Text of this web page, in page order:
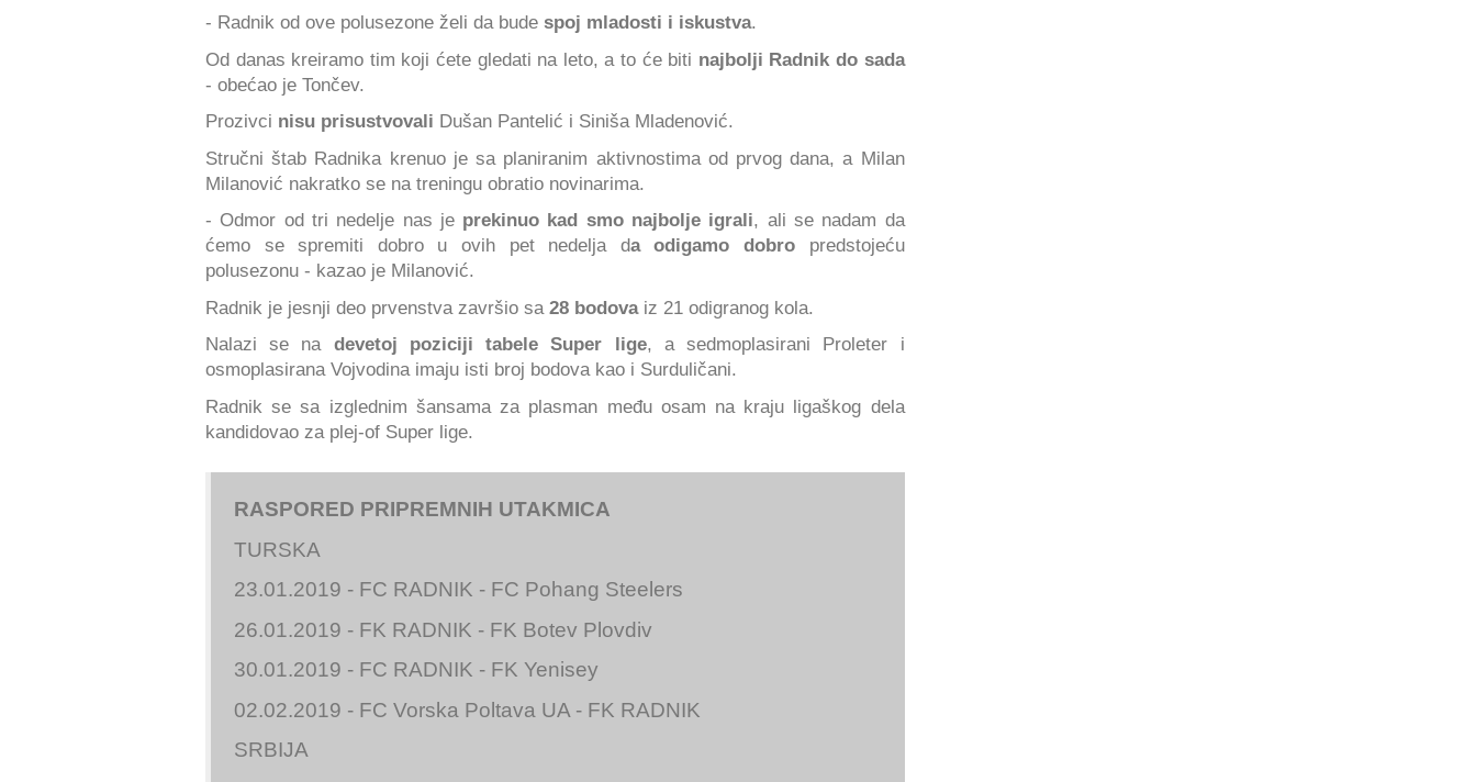
- Radnik od ove polusezone želi da bude spoj mladosti i iskustva.
Od danas kreiramo tim koji ćete gledati na leto, a to će biti najbolji Radnik do sada
- obećao je Tončev.
Prozivci nisu prisustvovali Dušan Pantelić i Siniša Mladenović.
Stručni štab Radnika krenuo je sa planiranim aktivnostima od prvog dana, a Milan
Milanović nakratko se na treningu obratio novinarima.
- Odmor od tri nedelje nas je prekinuo kad smo najbolje igrali, ali se nadam da
ćemo se spremiti dobro u ovih pet nedelja da odigamo dobro predstojeću
polusezonu - kazao je Milanović.
Radnik je jesnji deo prvenstva završio sa 28 bodovaiz 21 odigranog kola.
Nalazi se na devetoj poziciji tabele Super lige, a sedmoplasirani Proleter i
osmoplasirana Vojvodina imaju isti broj bodova kao i Surduličani.
Radnik se sa izglednim šansama za plasman među osam na kraju ligaškog dela
kandidovao za plej-of Super lige.
RASPORED PRIPREMNIH UTAKMICA
TURSKA
23.01.2019 - FC RADNIK - FC Pohang Steelers
26.01.2019 - FK RADNIK - FK Botev Plovdiv
30.01.2019 - FC RADNIK - FK Yenisey
02.02.2019 - FC Vorska Poltava UA - FK RADNIK
SRBIJA